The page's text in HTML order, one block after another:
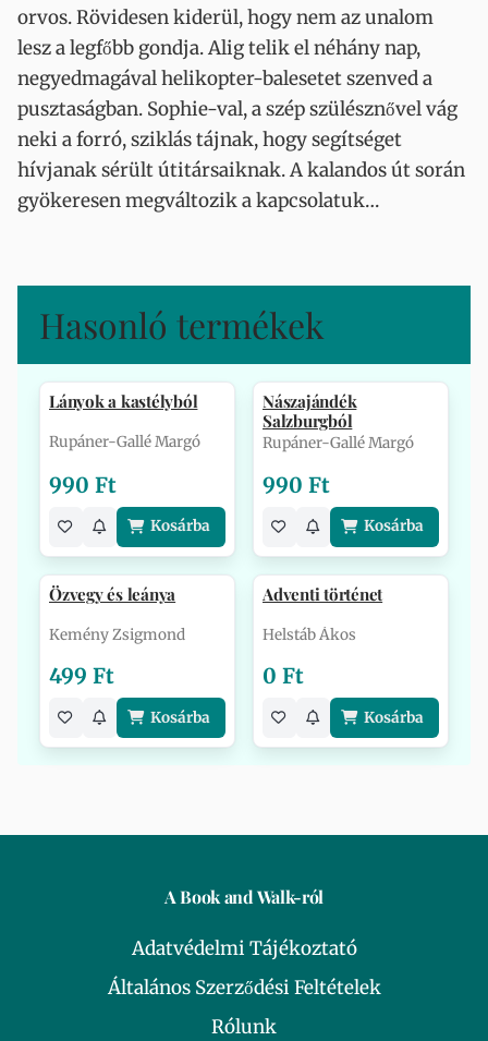
orvos. Rövidesen kiderül, hogy nem az unalom
lesz a legfőbb gondja. Alig telik el néhány nap,
negyedmagával helikopter-balesetet szenved a
pusztaságban. Sophie-val, a szép szülésznővel vág
neki a forró, sziklás tájnak, hogy segítséget
hívjanak sérült útitársaiknak. A kalandos út során
gyökeresen megváltozik a kapcsolatuk…
Hasonló termékek
Lányok a kastélyból
Rupáner-Gallé Margó
990 Ft
Kosárba
Nászajándék
Salzburgból
Rupáner-Gallé Margó
990 Ft
Kosárba
Özvegy és leánya
Kemény Zsigmond
499 Ft
Kosárba
Adventi történet
Helstáb Ákos
0 Ft
Kosárba
A Book and Walk-ról
Adatvédelmi Tájékoztató
Általános Szerződési Feltételek
Rólunk